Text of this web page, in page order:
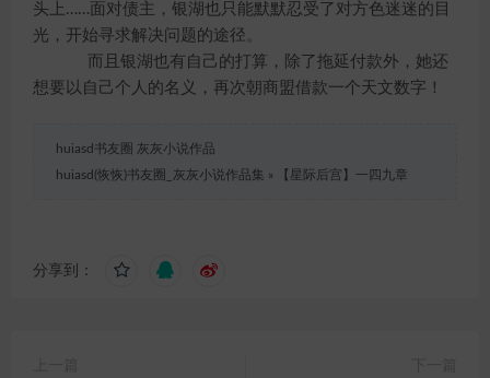
头上……面对债主，银湖也只能默默忍受了对方色迷迷的目
光，开始寻求解决问题的途径。
而且银湖也有自己的打算，除了拖延付款外，她还
想要以自己个人的名义，再次朝商盟借款一个天文数字！
huiasd书友圈 灰灰小说作品
huiasd(恢恢)书友圈_灰灰小说作品集 » 【星际后宫】一四九章
分享到：